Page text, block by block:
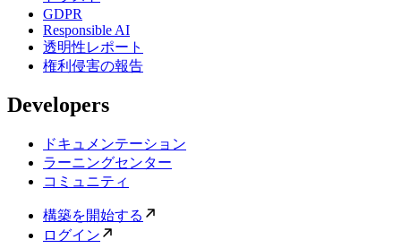
GDPR
Responsible AI
透明性レポート
権利侵害の報告
Developers
ドキュメンテーション
ラーニングセンター
コミュニティ
構築を開始する
ログイン